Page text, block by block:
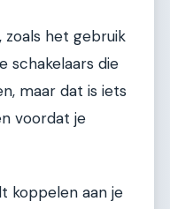
zoals het gebruik
schakelaars die
maar dat is iets
voordat je
koppelen aan je